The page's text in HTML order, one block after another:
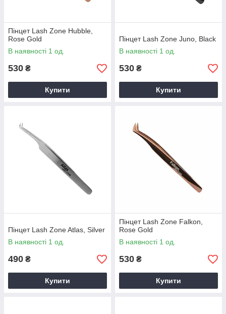
Пінцет Lash Zone Hubble,
Rose Gold
В наявності 1 од.
530 ₴
Купити
Пінцет Lash Zone Juno, Black
В наявності 1 од.
530 ₴
Купити
Пінцет Lash Zone Atlas, Silver
В наявності 1 од.
490 ₴
Купити
Пінцет Lash Zone Falkon,
Rose Gold
В наявності 1 од.
530 ₴
Купити